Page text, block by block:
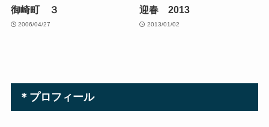
御崎町 ３
2006/04/27
迎春 2013
2013/01/02
＊プロフィール